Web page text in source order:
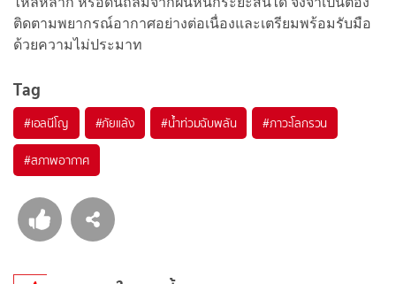
ติดตามพยากรณ์อากาศอย่างต่อเนื่องและเตรียมพร้อมรับมือ
ด้วยความไม่ประมาท
Tag
#เอลนีโญ #ภัยแล้ง #น้ำท่วมฉับพลัน #ภาวะโลกรวน
#สภาพอากาศ